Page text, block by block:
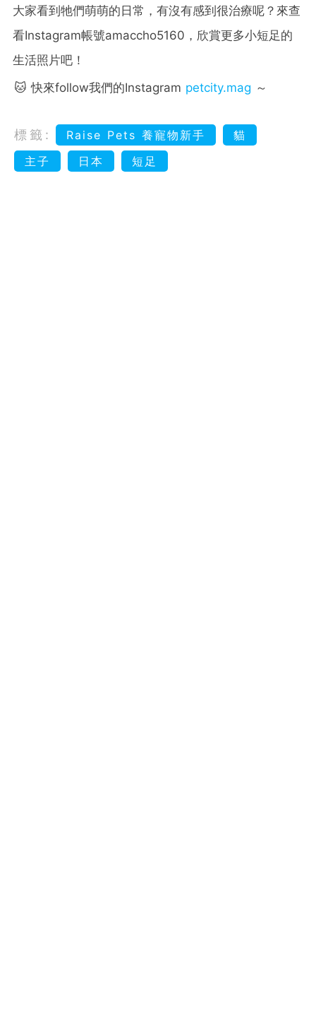
大家看到牠們萌萌的日常，有沒有感到很治療呢？來查
看Instagram帳號amaccho5160，欣賞更多小短足的
生活照片吧！
🐱 快來follow我們的Instagram petcity.mag ～
標籤: Raise Pets 養寵物新手
貓
主子
日本 短足